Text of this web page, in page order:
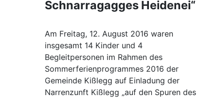
Schnarragagges Heidenei“
Am Freitag, 12. August 2016 waren
insgesamt 14 Kinder und 4
Begleitpersonen im Rahmen des
Sommerferienprogrammes 2016 der
Gemeinde Kißlegg auf Einladung der
Narrenzunft Kißlegg „auf den Spuren des